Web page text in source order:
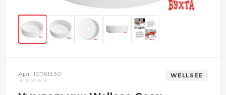
Арт. 10761330 WELLSEE